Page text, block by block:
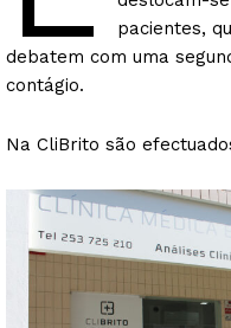
pacientes,
debatem com uma
contágio.
Na CliBrito são